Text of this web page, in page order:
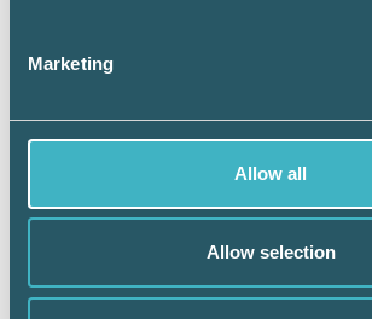
Marketing
Allow all
Allow selection
Avdrag för resor till och
Skatteverket
Avdrag för renoveringar och
Förbättringsutgifter │
rättsliga vägledning